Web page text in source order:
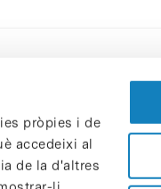
pròpies i de
accedeixi al
de la d'altres